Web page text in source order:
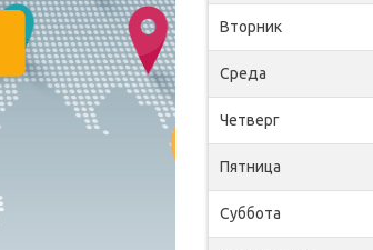
Вторник
Среда
Четверг
Пятница
Суббота